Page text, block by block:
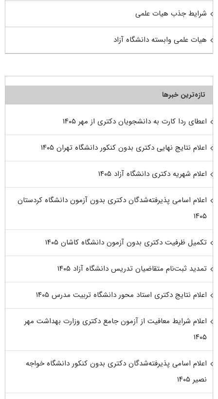
شرایط جذب هیات علمی
هیات علمی وابسته دانشگاه آزاد
تازه‌ترین خبرها
اعطای ردا کارت به دانشجویان دکتری از مهر ۱۴۰۵
اعلام نتایج نهایی دکتری بدون کنکور دانشگاه تهران ۱۴۰۵
اعلام شهریه دکتری دانشگاه آزاد ۱۴۰۵
اعلام اسامی پذیرفته‌شدگان دکتری بدون آزمون دانشگاه کردستان
۱۴۰۵
تکمیل ظرفیت دکتری بدون آزمون دانشگاه کاشان ۱۴۰۵
تمدید ثبت‌نام متقاضیان تدریس دانشگاه آزاد ۱۴۰۵
اعلام نتایج دکتری استاد محور دانشگاه تربیت مدرس ۱۴۰۵
اعلام شرایط معافیت از آزمون جامع دکتری وزارت بهداشت مهر
۱۴۰۵
اعلام اسامی پذیرفته‌شدگان دکتری بدون کنکور دانشگاه خواجه
نصیر ۱۴۰۵